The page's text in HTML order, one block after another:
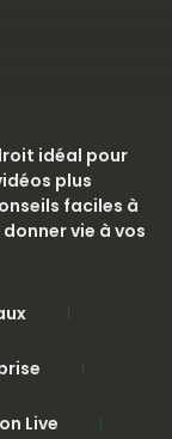
idéal pour
plus
faciles à
vie à vos
Live